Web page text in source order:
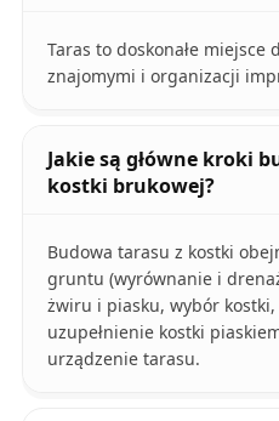
Taras to doskonałe miejsce
znajomymi i organizacji
Jakie są główne kroki
kostki brukowej?
Budowa tarasu z kostki
gruntu (wyrównanie i
żwiru i piasku, wybór kostki,
uzupełnienie kostki
urządzenie tarasu.